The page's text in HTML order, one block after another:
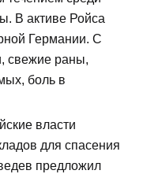
В активе Ройса
Германии. С
свежие раны,
боль в
власти
для спасения
предложил